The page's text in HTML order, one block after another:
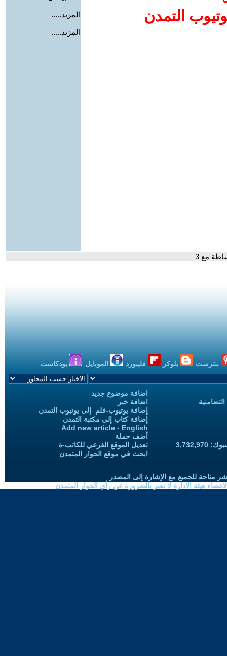
التمدن
المزيد.....
المزيد.....
مع 3
بنترست بلوكر فليبورد الموبايل بودكاست
اضافة موضوع جديد
اضافة خبر
إضافة يوتيوب-فلم إلى يوتيوب التمدن
إضافة كتاب إلى مكتبة التمدن
Add new article - English
أضف حملة
تعديل الموقع الفرعي للكاتب-ة
ابحث في موقع الحوار المتمدن
متاحة للجميع مع الإشارة إلى المصدر
هيئة الادارة لا تعبر بالضرورة عن رأي الحوار المتمدن